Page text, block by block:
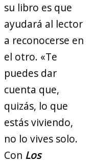
su libro es que
ayudará al lector
a reconocerse en
el otro. «Te
puedes dar
cuenta que,
quizás, lo que
estás viviendo,
no lo vives solo.
Con Los